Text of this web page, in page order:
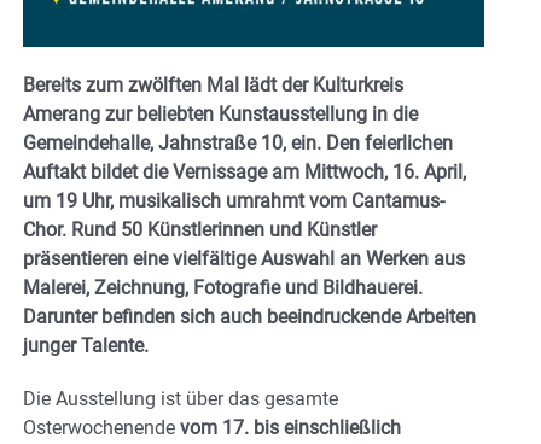
Bereits zum zwölften Mal lädt der Kulturkreis
Amerang zur beliebten Kunstausstellung in die
Gemeindehalle, Jahnstraße 10, ein. Den feierlichen
Auftakt bildet die Vernissage am Mittwoch, 16. April,
um 19 Uhr, musikalisch umrahmt vom Cantamus-
Chor. Rund 50 Künstlerinnen und Künstler
präsentieren eine vielfältige Auswahl an Werken aus
Malerei, Zeichnung, Fotografie und Bildhauerei.
Darunter befinden sich auch beeindruckende Arbeiten
junger Talente.
Die Ausstellung ist über das gesamte
Osterwochenende vom 17. bis einschließlich